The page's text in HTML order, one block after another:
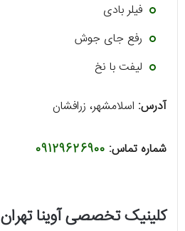
فیلر بادی
رفع جای جوش
لیفت با نخ
آدرس: اسلامشهر، زرافشان
شماره تماس: 09129626900
کلینیک تخصصی آوینا تهران